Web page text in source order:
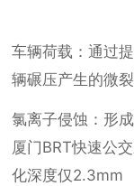
车辆荷载：通过
辆碾压产生的微
氯离子侵蚀：形
厦门BRT快速公
化深度仅2.3mm